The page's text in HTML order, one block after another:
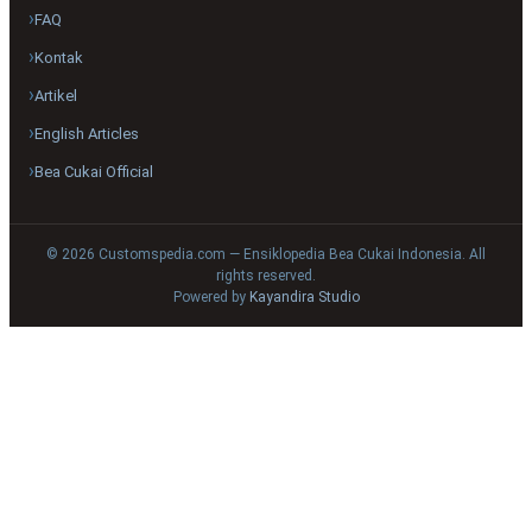
FAQ
Kontak
Artikel
English Articles
Bea Cukai Official
© 2026 Customspedia.com — Ensiklopedia Bea Cukai Indonesia. All
rights reserved.
Powered by Kayandira Studio